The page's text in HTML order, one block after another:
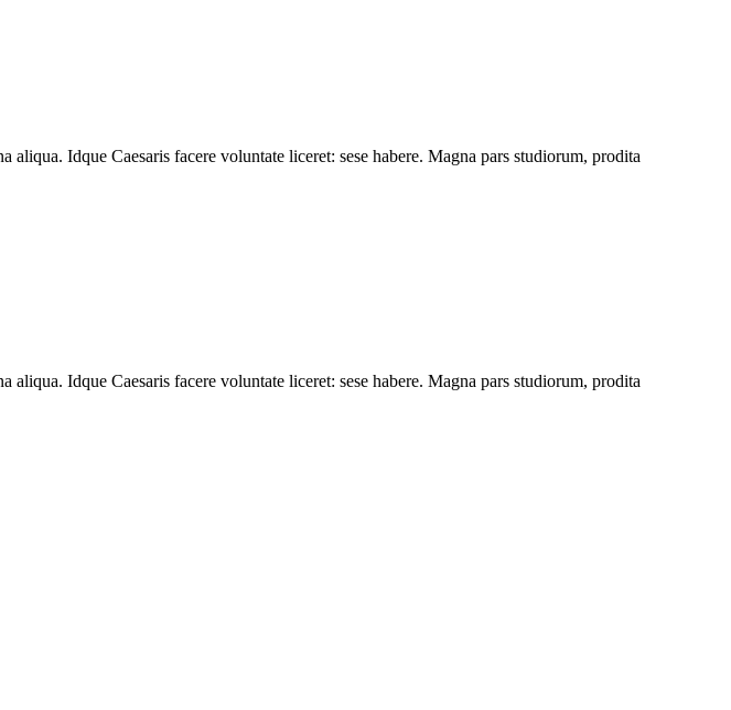
Idque Caesaris facere voluntate liceret: sese habere. Magna pars studiorum, prodita
Idque Caesaris facere voluntate liceret: sese habere. Magna pars studiorum, prodita